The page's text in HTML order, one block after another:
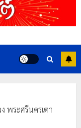
พระศรีนครเตา